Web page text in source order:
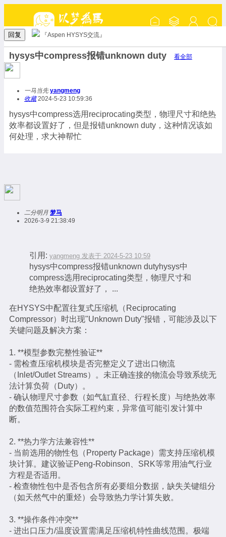
回复 『Aspen HYSYS交流』
hysys中compress报错unknown duty 看全部
一马当先 yangmeng
收藏2024-5-23 10:59:36
hysys中compress选用reciprocating类型，物理尺寸和绝热
效率都设置好了，但是报错unknown duty，这种情况该如
何处理，求大神帮忙
二分明月 梦马
2026-3-9 21:38:49
引用: yangmeng 发表于 2024-5-23 10:59
hysys中compress报错unknown dutyhysys中
compress选用reciprocating类型，物理尺寸和
绝热效率都设置好了， ...
在HYSYS中配置往复式压缩机（Reciprocating
Compressor）时出现"Unknown Duty"报错，可能涉及以下
关键问题及解决方案：
1. **模型参数完整性验证**
- 需检查压缩机模块是否完整定义了进出口物流
（Inlet/Outlet Streams）。未正确连接的物流会导致系统无
法计算负荷（Duty）。
- 确认物理尺寸参数（如气缸直径、行程长度）与绝热效率
的数值范围符合实际工程约束，异常值可能引发计算中
断。
2. **热力学方法兼容性**
- 当前选用的物性包（Property Package）需支持压缩机模
块计算。建议验证Peng-Robinson、SRK等常用油气行业
方程是否适用。
- 检查物性包中是否包含所有必要组分数据，缺失关键组分
（如天然气中的重烃）会导致热力学计算失败。
3. **操作条件冲突**
- 进出口压力/温度设置需满足压缩机特性曲线范围。极端